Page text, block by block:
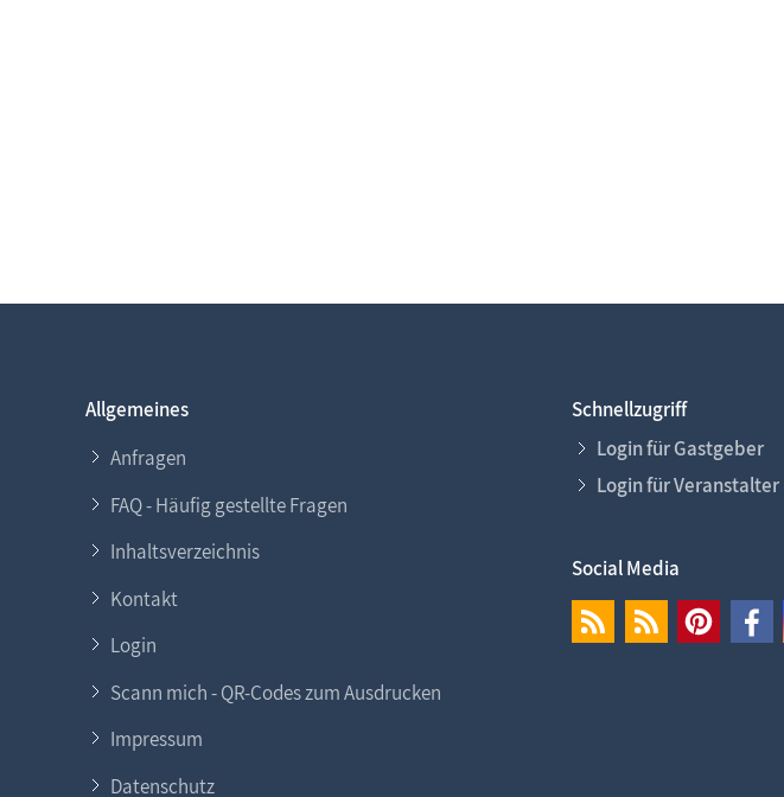
Allgemeines
Anfragen
FAQ - Häufig gestellte Fragen
Inhaltsverzeichnis
Kontakt
Login
Scann mich - QR-Codes zum Ausdrucken
Impressum
Datenschutz
Schnellzugriff
Login für Gastgeber
Login für Veranstalter
Social Media